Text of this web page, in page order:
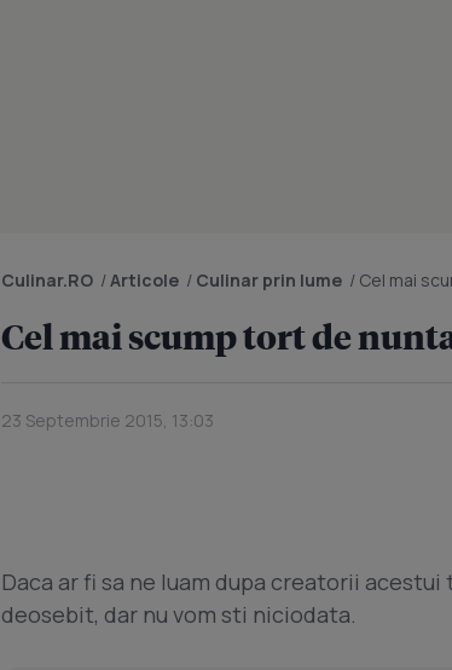
Culinar.RO /Articole / Culinar prin lume / Cel mai
Cel mai scump tort de
23 Septembrie 2015, 13:03
Daca ar fi sa ne luam dupa creatorii
deosebit, dar nu vom sti niciodata.